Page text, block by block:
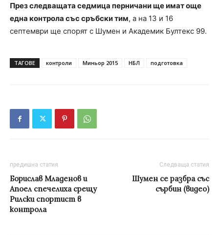
През следващата седмица перничани ще имат още
една контрола със сръбски тим, а на 13 и 16
септември ще спорят с Шумен и Академик Бултекс 99.
ТАГОВЕ контроли Миньор 2015 НБЛ подготовка
предишна статия
Борислав Младенов и
Апоел спечелиха срещу
Рилски спортист в
контрола
Следваща статия
Шумен се разбра със
сърбин (видео)